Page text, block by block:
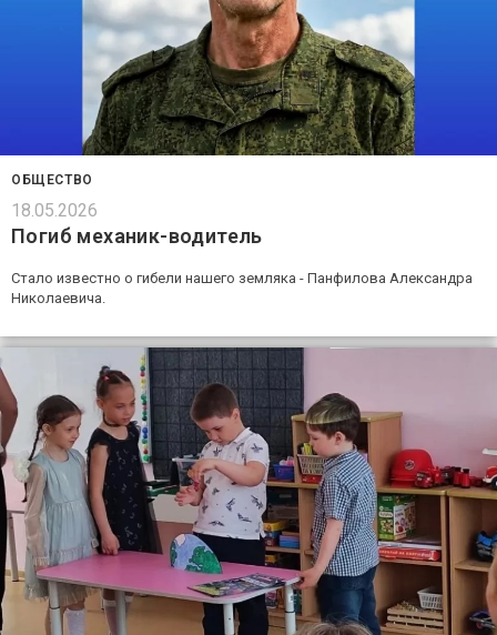
ОБЩЕСТВО
18.05.2026
Погиб механик-водитель
Стало известно о гибели нашего земляка - Панфилова Александра
Николаевича.